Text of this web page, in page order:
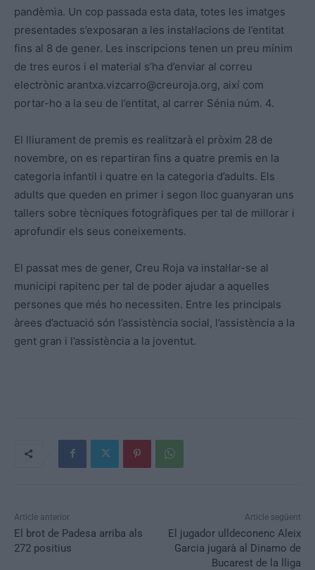
pandèmia. Un cop passada esta data, totes les imatges
presentades s’exposaran a les instal·lacions de l’entitat
fins al 8 de gener. Les inscripcions tenen un preu mínim
de tres euros i el material s’ha d’enviar al correu
electrònic arantxa.vizcarro@creuroja.org, així com
portar-ho a la seu de l’entitat, al carrer Sénia núm. 4.
El lliurament de premis es realitzarà el pròxim 28 de
novembre, on es repartiran fins a quatre premis en la
categoria infantil i quatre en la categoria d’adults. Els
adults que queden en primer i segon lloc guanyaran uns
tallers sobre tècniques fotogràfiques per tal de millorar i
aprofundir els seus coneixements.
El passat mes de gener, Creu Roja va instal·lar-se al
municipi rapitenc per tal de poder ajudar a aquelles
persones que més ho necessiten. Entre les principals
àrees d’actuació són l’assistència social, l’assistència a la
gent gran i l’assistència a la joventut.
Article anterior
El brot de Padesa arriba als
272 positius
Article següent
El jugador ulldeconenc Aleix
Garcia jugarà al Dinamo de
Bucarest de la lliga